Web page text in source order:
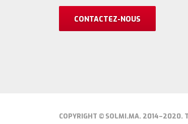
CONTACTEZ-NOUS
COPYRIGHT © SOLMI.MA. 2014–2020.